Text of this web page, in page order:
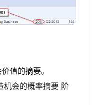
值的摘要。
机会的概率摘要 阶